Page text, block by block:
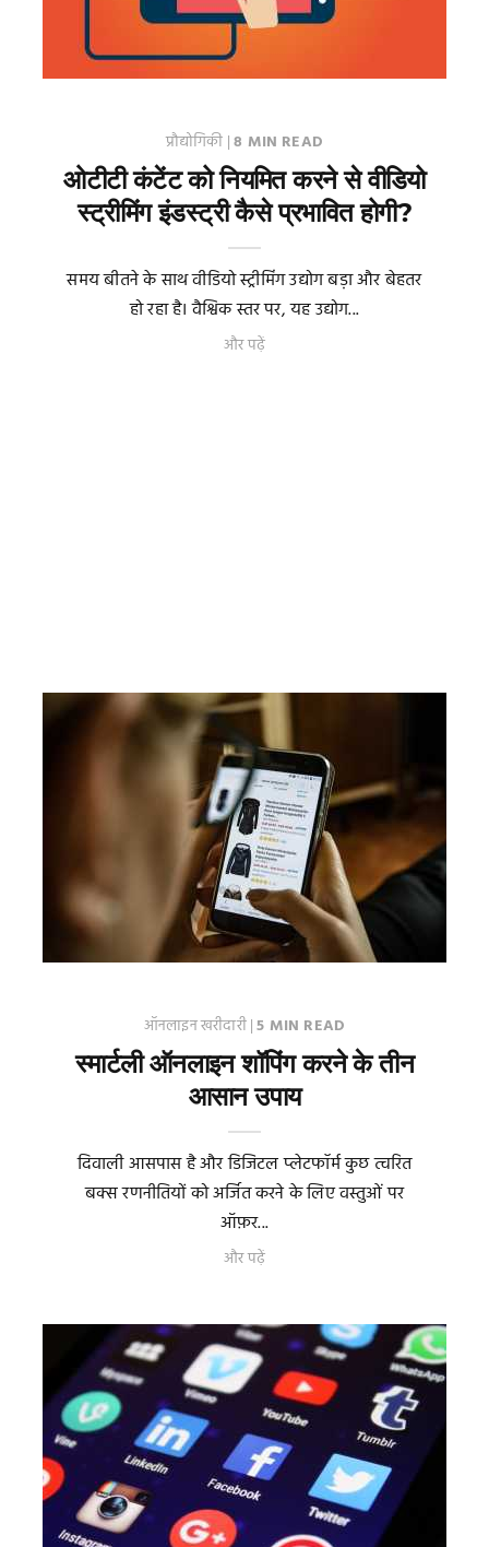
प्रौद्योगिकी |8 MIN READ
ओटीटी कंटेंट को नियमित करने से वीडियो
स्ट्रीमिंग इंडस्ट्री कैसे प्रभावित होगी?
समय बीतने के साथ वीडियो स्ट्रीमिंग उद्योग बड़ा और बेहतर
हो रहा है। वैश्विक स्तर पर, यह उद्योग...
और पढ़ें
ऑनलाइन खरीदारी|5 MIN READ
स्मार्टली ऑनलाइन शॉपिंग करने के तीन
आसान उपाय
दिवाली आसपास है और डिजिटल प्लेटफॉर्म कुछ त्वरित
बक्स रणनीतियों को अर्जित करने के लिए वस्तुओं पर
ऑफ़र...
और पढ़ें